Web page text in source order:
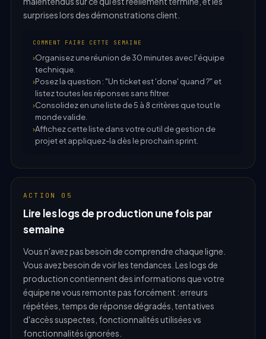
surprises lors des démonstrations client.
COMMENT FAIRE CETTE SEMAINE
Organisez une réunion de 30 minutes avec l'équipe
technique.
Posez la question : "Un ticket est 'done' quand ?" et
listez toutes les réponses sans filtrer.
Consolidez en une liste de 5 à 8 critères que tout le
monde valide.
Affichez cette liste dans votre outil de gestion de
projet et appliquez-la dès le prochain sprint.
ACTION 05
Lire les logs de production une fois par
semaine
Vous n'avez pas besoin de comprendre chaque ligne.
Vous avez besoin de voir les tendances. Les logs de
production contiennent des informations que votre
équipe ne vous remonte pas forcément : erreurs
répétées, temps de réponse dégradés, tentatives
d'accès suspectes, fonctionnalités utilisées vs
fonctionnalités ignorées.